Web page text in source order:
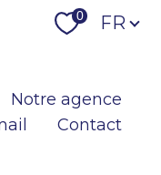
0 Langue
FR
Notre agence
Contact